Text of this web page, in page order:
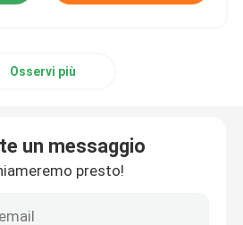
Osservi più
un messaggio
presto!